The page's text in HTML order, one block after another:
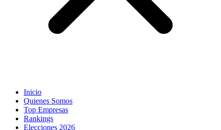
Inicio
Quienes Somos
Top Empresas
Rankings
Elecciones 2026